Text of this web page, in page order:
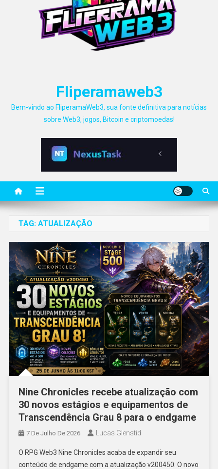
Fliperamaweb3
Bem-vindo ao FliperamaWeb3, sua fonte definitiva para notícias
sobre Web3, jogos, Bitcoin e criptomoedas!
TAG: ATUALIZAÇÃO
Nine Chronicles recebe atualização com
30 novos estágios e equipamentos de
Transcendência Grau 8 para o endgame
7 De Julho De 2026 Lucas Glenstid
O RPG Web3 Nine Chronicles acaba de expandir seu
conteúdo de endgame com a atualização v200450. O novo